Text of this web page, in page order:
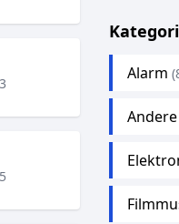
Alarm
Andere